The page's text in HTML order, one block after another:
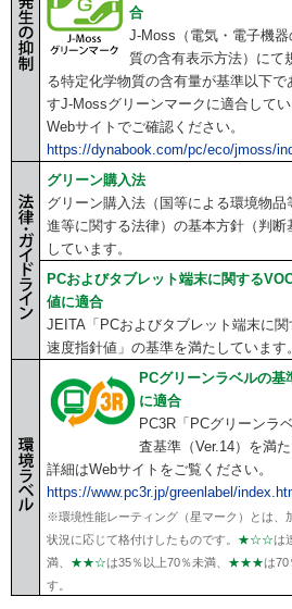
合
J-Moss（電気・電子機器
質の含有表示方法）にて
る特定化学物質の含有量が基準以下で
すJ-Mossグリーンマークに適合して
Webサイトでご確認ください。
https://dynabook.com/pc/eco/jmoss/
グリーン購入法
グリーン購入法（国等による環境物品
進等に関する法律）の基本方針（判断
しています。
PCおよびタブレット端末に関する
値に適合
JEITA「PCおよびタブレット端末に
速度指針値」の基準を満たしています。
PCグリーンラベルの基
に適合
PC3R「PCグリーンラ
査基準（Ver.14）を満た
詳細はWebサイトをご覧ください。
https://www.pc3r.jp/greenlabel/
※環境性能レーティング（星マーク）とは、
状況に応じて格付けしたものです。 ★☆☆は
満、 ★★☆は35％以上70％未満、 ★★★は70
す。